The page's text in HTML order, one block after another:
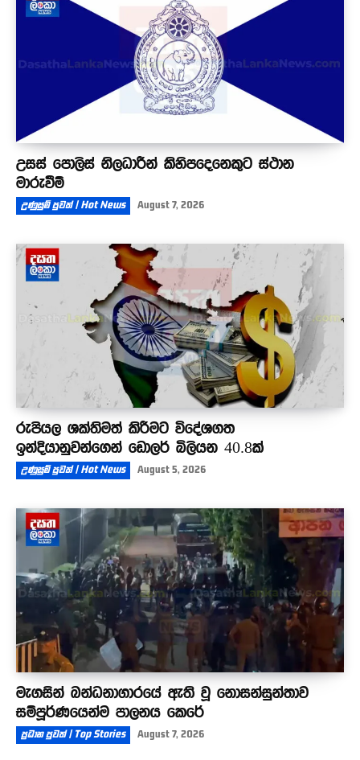
උසස් පොලිස් නිලධාරීන් කිහිපදෙනෙකුට ස්ථාන
මාරුවීම්
උණුසුම් පුවත් | Hot News August 7, 2026
රුපියල ශක්තිමත් කිරීමට විදේශගත
ඉන්දියානුවන්ගෙන් ඩොලර් බිලියන 40.8ක්
උණුසුම් පුවත් | Hot News August 5, 2026
මැගසින් බන්ධනාගාරයේ ඇති වූ නොසන්සුන්තාව
සම්පූර්ණයෙන්ම පාලනය කෙරේ
ප්‍රධාන පුවත් | Top Stories August 7, 2026